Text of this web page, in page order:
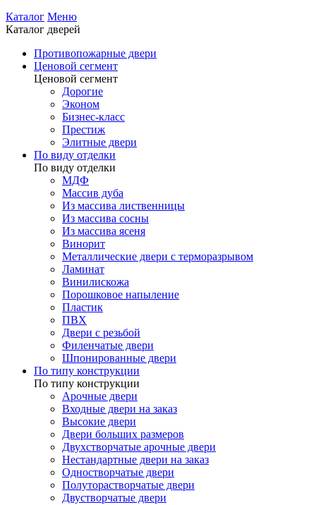
Каталог Меню
Каталог дверей
Противопожарные двери
Ценовой сегмент
Ценовой сегмент
Дорогие
Эконом
Бизнес-класс
Престиж
Элитные двери
По виду отделки
По виду отделки
МДФ
Массив дуба
Из массива лиственницы
Из массива сосны
Из массива ясеня
Винорит
Металлические двери с терморазрывом
Ламинат
Винилискожа
Порошковое напыление
Пластик
ПВХ
Двери с резьбой
Филенчатые двери
Шпонированные двери
По типу конструкции
По типу конструкции
Арочные двери
Входные двери на заказ
Высокие двери
Двери больших размеров
Двухстворчатые арочные двери
Нестандартные двери на заказ
Одностворчатые двери
Полуторастворчатые двери
Двустворчатые двери